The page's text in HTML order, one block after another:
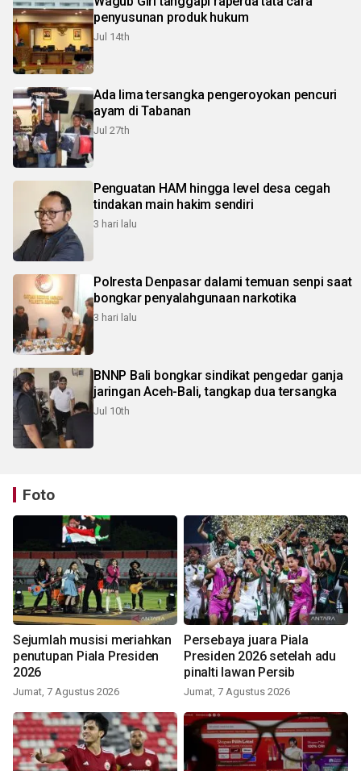
penyusunan produk hukum
Jul 14th
Ada lima tersangka pengeroyokan pencuri
ayam di Tabanan
Jul 27th
Penguatan HAM hingga level desa cegah
tindakan main hakim sendiri
3 hari lalu
Polresta Denpasar dalami temuan senpi saat
bongkar penyalahgunaan narkotika
3 hari lalu
BNNP Bali bongkar sindikat pengedar ganja
jaringan Aceh-Bali, tangkap dua tersangka
Jul 10th
Foto
Sejumlah musisi meriahkan
penutupan Piala Presiden
2026
Jumat, 7 Agustus 2026
Persebaya juara Piala
Presiden 2026 setelah adu
pinalti lawan Persib
Jumat, 7 Agustus 2026